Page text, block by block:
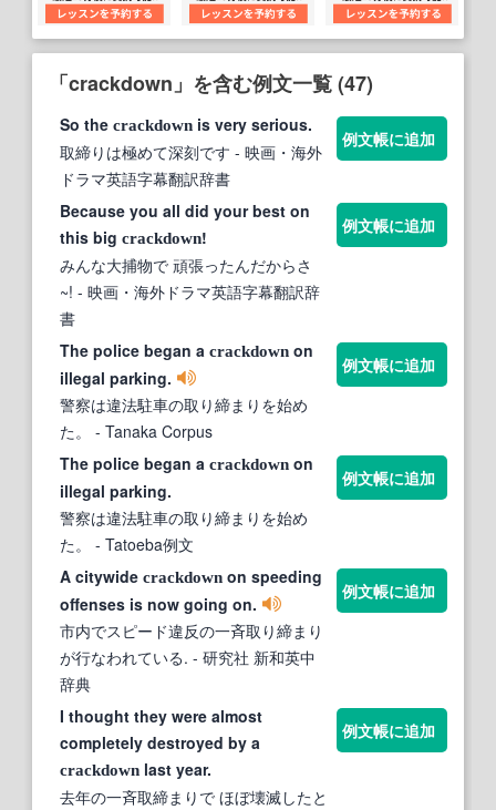
「crackdown」を含む例文一覧 (47)
So the crackdown is very serious.
取締りは極めて深刻です - 映画・海外
ドラマ英語字幕翻訳辞書
例文帳に追加
Because you all did your best on
this big crackdown!
みんな大捕物で 頑張ったんだからさ
~! - 映画・海外ドラマ英語字幕翻訳辞
書
例文帳に追加
The police began a crackdown on
illegal parking.
警察は違法駐車の取り締まりを始め
た。
- Tanaka Corpus
例文帳に追加
The police began a crackdown on
illegal parking.
警察は違法駐車の取り締まりを始め
た。
- Tatoeba例文
例文帳に追加
A citywide crackdown on speeding
offenses is now going on.
市内でスピード違反の一斉取り締まり
が行なわれている. - 研究社 新和英中
辞典
例文帳に追加
I thought they were almost
completely destroyed by a
crackdown last year.
去年の一斉取締まりで ほぼ壊滅したと
例文帳に追加